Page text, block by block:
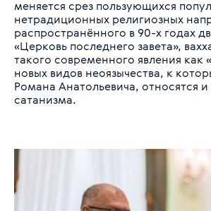
меняется срез пользующихся
нетрадиционных религиозных
распространённого в 90-х годах
«Церковь последнего завета»,
такого современного явления как
новых видов неоязычества, к
Романа Анатольевича, относятся
сатанизма.